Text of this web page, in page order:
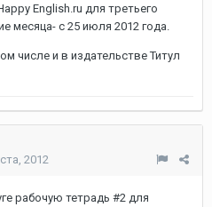
English.ru для третьего
месяца- с 25 июля 2012 года.
числе и в издательстве Титул
2012
рабочую тетрадь #2 для